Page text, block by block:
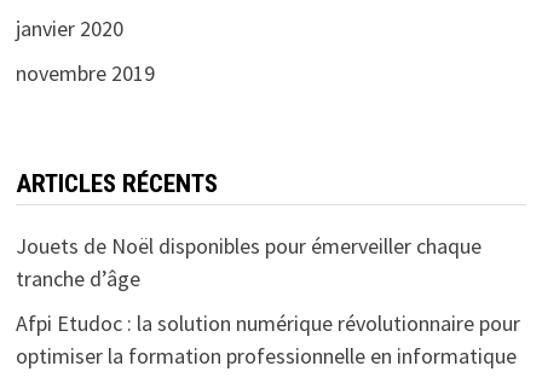
janvier 2020
novembre 2019
ARTICLES RÉCENTS
Jouets de Noël disponibles pour émerveiller chaque
tranche d’âge
Afpi Etudoc : la solution numérique révolutionnaire pour
optimiser la formation professionnelle en informatique